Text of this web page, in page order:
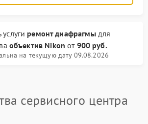
услуги ремонт диафрагмыдля
объектив Nikon от 900 руб.
на текущую дату 09.08.2026
сервисного центра